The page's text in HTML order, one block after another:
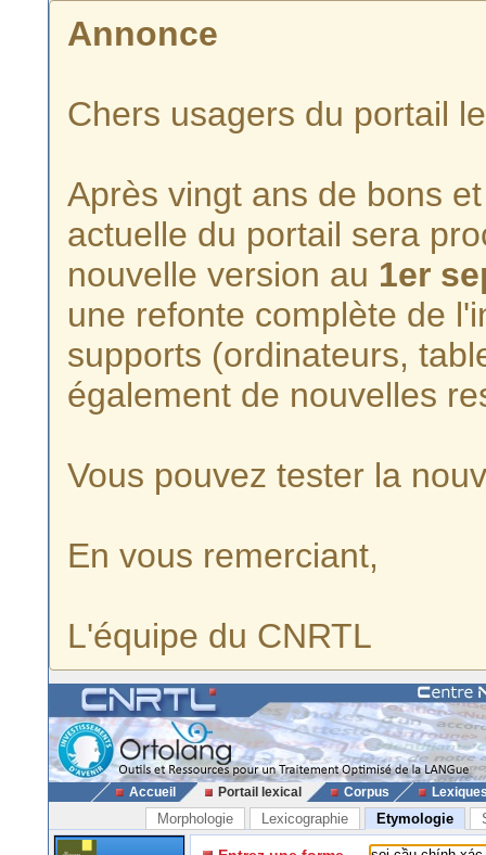
Annonce
Chers usagers du portail
Après vingt ans de bons
actuelle du portail sera
nouvelle version au 1er
une refonte complète de
supports (ordinateurs,
également de nouvelles
Vous pouvez tester la
En vous remerciant,
L'équipe du CNRTL
Accueil Portail lexical Corpus
Morphologie Lexicographie Etymologie